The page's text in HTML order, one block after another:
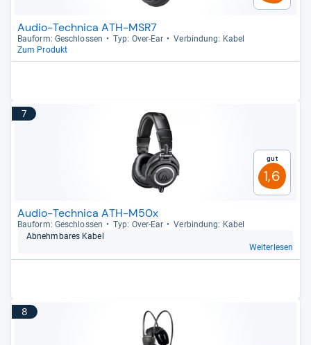
Audio-Technica ATH-MSR7
Bau­form: Geschlos­sen Typ: Over-​Ear
Ver­bin­dung: Kabel
Zum Produkt
7
Gut
1,6
Audio-Technica ATH-M50x
Bau­form: Geschlos­sen Typ: Over-​Ear
Ver­bin­dung: Kabel
Abnehm­ba­res Kabel
Weiterlesen
8